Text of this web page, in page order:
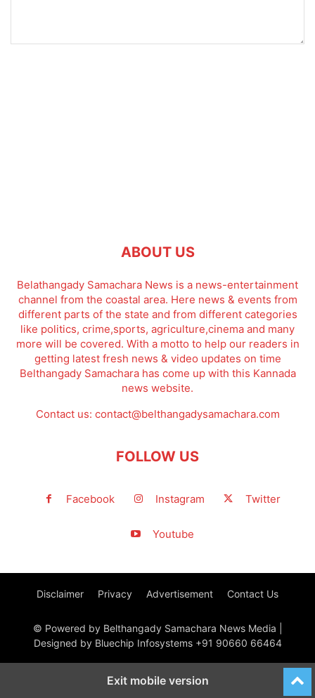
ABOUT US
Belathangady Samachara News is a news-entertainment
channel from the coastal area. Here news & events from
different parts of the state and from different categories
like politics, crime,sports, agriculture,cinema and many
more will be covered. With a motto to help our readers in
getting latest fresh news & video updates on time
Belthangady Samachara has come up with this Kannada
news website.
Contact us: contact@belthangadysamachara.com
FOLLOW US
Facebook Instagram Twitter
Youtube
Disclaimer Privacy Advertisement Contact Us
© Powered by Belthangady Samachara News Media |
Designed by Bluechip Infosystems +91 90660 66464
Exit mobile version